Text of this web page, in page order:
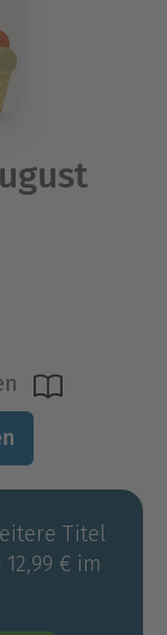
Titel
€ im